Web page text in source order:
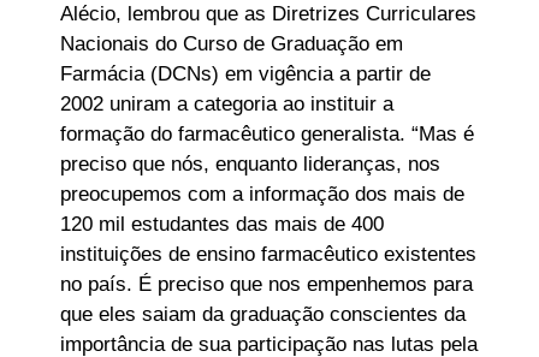
Alécio, lembrou que as Diretrizes Curriculares
Nacionais do Curso de Graduação em
Farmácia (DCNs) em vigência a partir de
2002 uniram a categoria ao instituir a
formação do farmacêutico generalista. “Mas é
preciso que nós, enquanto lideranças, nos
preocupemos com a informação dos mais de
120 mil estudantes das mais de 400
instituições de ensino farmacêutico existentes
no país. É preciso que nos empenhemos para
que eles saiam da graduação conscientes da
importância de sua participação nas lutas pela